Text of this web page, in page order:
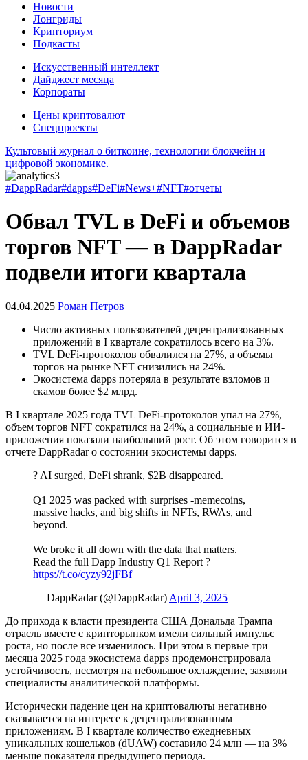
Новости
Лонгриды
Крипториум
Подкасты
Искусственный интеллект
Дайджест месяца
Корпораты
Цены криптовалют
Спецпроекты
Культовый журнал о биткоине, технологии блокчейн и
цифровой экономике.
#DappRadar#dapps#DeFi#News+#NFT#отчеты
Обвал TVL в DeFi и объемов
торгов NFT — в DappRadar
подвели итоги квартала
04.04.2025 Роман Петров
Число активных пользователей децентрализованных
приложений в I квартале сократилось всего на 3%.
TVL DeFi-протоколов обвалился на 27%, а объемы
торгов на рынке NFT снизились на 24%.
Экосистема dapps потеряла в результате взломов и
скамов более $2 млрд.
В I квартале 2025 года TVL DeFi-протоколов упал на 27%,
объем торгов NFT сократился на 24%, а социальные и ИИ-
приложения показали наибольший рост. Об этом говорится в
отчете DappRadar о состоянии экосистемы dapps.
? AI surged, DeFi shrank, $2B disappeared.
Q1 2025 was packed with surprises -memecoins,
massive hacks, and big shifts in NFTs, RWAs, and
beyond.
We broke it all down with the data that matters.
Read the full Dapp Industry Q1 Report ?
https://t.co/cyzy92jFBf
— DappRadar (@DappRadar) April 3, 2025
До прихода к власти президента США Дональда Трампа
отрасль вместе с крипторынком имели сильный импульс
роста, но после все изменилось. При этом в первые три
месяца 2025 года экосистема dapps продемонстрировала
устойчивость, несмотря на небольшое охлаждение, заявили
специалисты аналитической платформы.
Исторически падение цен на криптовалюты негативно
сказывается на интересе к децентрализованным
приложениям. В I квартале количество ежедневных
уникальных кошельков (dUAW) составило 24 млн — на 3%
меньше показателя предыдущего периода.